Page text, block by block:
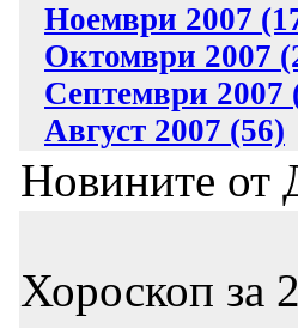
Ноември 2007
Октомври 2007
Септември 2007
Август 2007 (56)
Новините от
Хороскоп за